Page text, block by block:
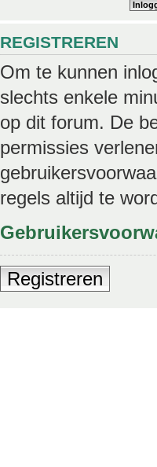
REGISTREREN
Om te kunnen
slechts enkele
op dit forum. De
permissies
regels altijd te
Registreren